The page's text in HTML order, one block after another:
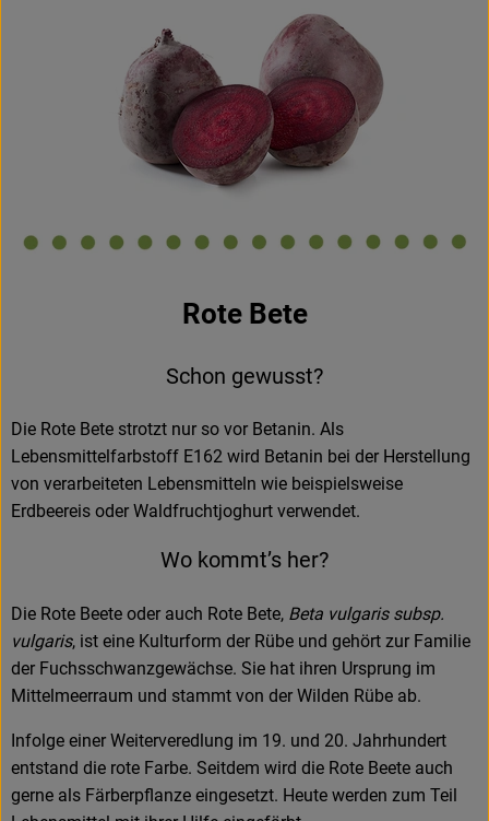
Rote Bete
Schon gewusst?
Die Rote Bete strotzt nur so vor Betanin. Als
Lebensmittelfarbstoff E162 wird Betanin bei der Herstellung
von verarbeiteten Lebensmitteln wie beispielsweise
Erdbeereis oder Waldfruchtjoghurt verwendet.
Wo kommt’s her?
Die Rote Beete oder auch Rote Bete, Beta vulgaris subsp.
vulgaris, ist eine Kulturform der Rübe und gehört zur Familie
der Fuchsschwanzgewächse. Sie hat ihren Ursprung im
Mittelmeerraum und stammt von der Wilden Rübe ab.
Infolge einer Weiterveredlung im 19. und 20. Jahrhundert
entstand die rote Farbe. Seitdem wird die Rote Beete auch
gerne als Färberpflanze eingesetzt. Heute werden zum Teil